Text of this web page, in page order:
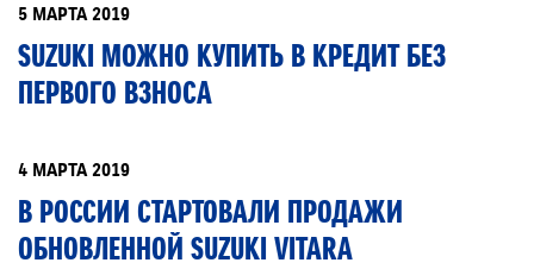
5 МАРТА 2019
SUZUKI МОЖНО КУПИТЬ В КРЕДИТ БЕЗ
ПЕРВОГО ВЗНОСА
4 МАРТА 2019
В РОССИИ СТАРТОВАЛИ ПРОДАЖИ
ОБНОВЛЕННОЙ SUZUKI VITARA